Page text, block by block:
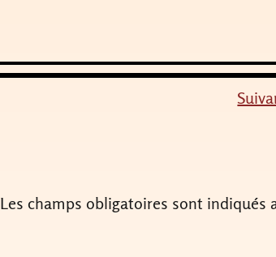
Les champs obligatoires sont indiqués